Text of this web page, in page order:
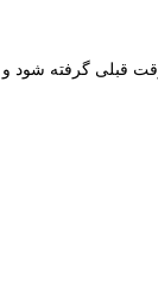
قبلی گرفته شود و